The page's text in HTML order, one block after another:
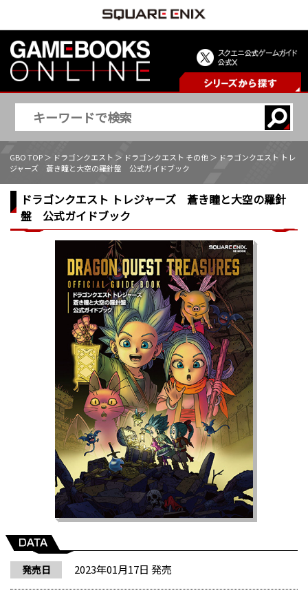
GBO TOP＞ ドラゴンクエスト ＞ ドラゴンクエスト その他＞ ドラゴンクエスト トレ
ジャーズ 蒼き瞳と大空の羅針盤 公式ガイドブック
ドラゴンクエスト トレジャーズ 蒼き瞳と大空の羅針
盤 公式ガイドブック
発売日 2023年01月17日 発売